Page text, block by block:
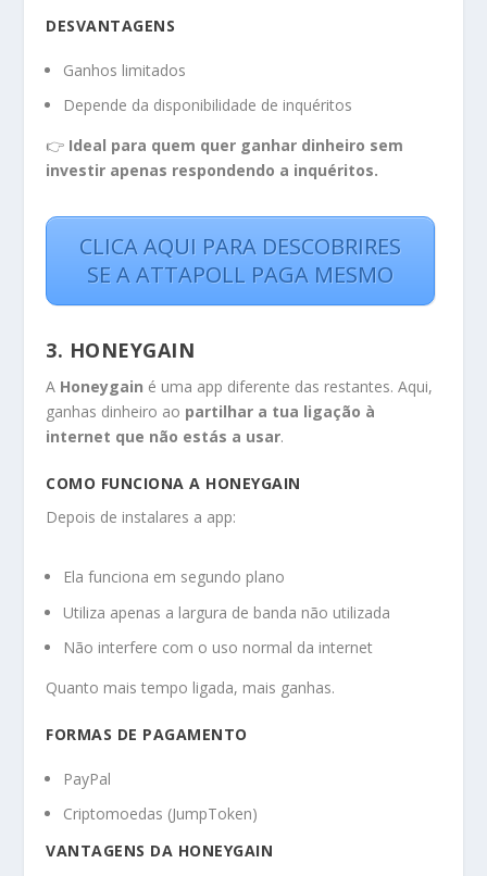
DESVANTAGENS
Ganhos limitados
Depende da disponibilidade de inquéritos
👉 Ideal para quem quer ganhar dinheiro sem
investir apenas respondendo a inquéritos.
CLICA AQUI PARA DESCOBRIRES
SE A ATTAPOLL PAGA MESMO
3. HONEYGAIN
A Honeygain é uma app diferente das restantes. Aqui,
ganhas dinheiro ao partilhar a tua ligação à
internet que não estás a usar.
COMO FUNCIONA A HONEYGAIN
Depois de instalares a app:
Ela funciona em segundo plano
Utiliza apenas a largura de banda não utilizada
Não interfere com o uso normal da internet
Quanto mais tempo ligada, mais ganhas.
FORMAS DE PAGAMENTO
PayPal
Criptomoedas (JumpToken)
VANTAGENS DA HONEYGAIN